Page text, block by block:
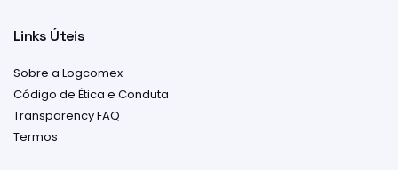
Links Úteis
Sobre a Logcomex
Código de Ética e Conduta
Transparency FAQ
Termos